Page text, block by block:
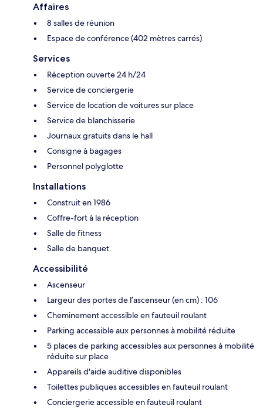
Affaires
8 salles de réunion
Espace de conférence (402 mètres carrés)
Services
Réception ouverte 24 h/24
Service de conciergerie
Service de location de voitures sur place
Service de blanchisserie
Journaux gratuits dans le hall
Consigne à bagages
Personnel polyglotte
Installations
Construit en 1986
Coffre-fort à la réception
Salle de fitness
Salle de banquet
Accessibilité
Ascenseur
Largeur des portes de l’ascenseur (en cm) : 106
Cheminement accessible en fauteuil roulant
Parking accessible aux personnes à mobilité réduite
5 places de parking accessibles aux personnes à mobilité
réduite sur place
Appareils d'aide auditive disponibles
Toilettes publiques accessibles en fauteuil roulant
Conciergerie accessible en fauteuil roulant